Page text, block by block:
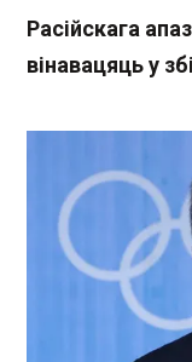
Расійскага
вінавацяць у